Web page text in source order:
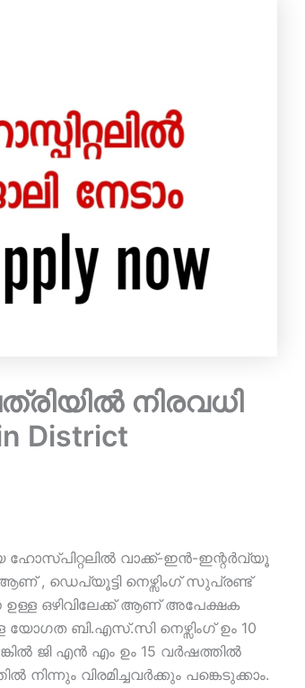
നിരവധി
District
വാക്ക്-ഇൻ-ഇന്റർവ്യൂ
, ഡെപ്യൂട്ടി നെഴ്സിംഗ് സുപ്രണ്ട്
ഉള്ള ഒഴിവിലേക്ക് ആണ് അപേക്ഷക
യോഗത ബി.എസ്.സി നെഴ്സിംഗ് ഉം 10
ജി എൻ എം ഉം 15 വർഷത്തിൽ
വിരമിച്ചവർക്കും പങ്കെടുക്കാം.